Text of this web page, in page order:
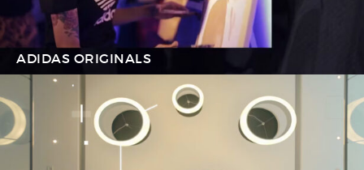
ADIDAS ORIGINALS